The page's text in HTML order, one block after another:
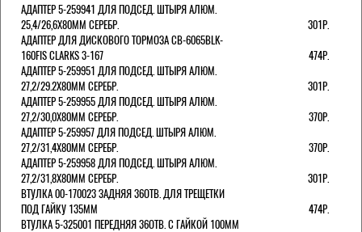
АДАПТЕР 5-259941 ДЛЯ ПОДСЕД. ШТЫРЯ АЛЮМ.
25,4/26,6Х80ММ СЕРЕБР.
301Р.
АДАПТЕР ДЛЯ ДИСКОВОГО ТОРМОЗА CB-6065BLK-
160FIS CLARKS 3-167
474Р.
АДАПТЕР 5-259951 ДЛЯ ПОДСЕД. ШТЫРЯ АЛЮМ.
27,2/29.2Х80ММ СЕРЕБР.
301Р.
АДАПТЕР 5-259955 ДЛЯ ПОДСЕД. ШТЫРЯ АЛЮМ.
27,2/30,0Х80ММ СЕРЕБР.
370Р.
АДАПТЕР 5-259957 ДЛЯ ПОДСЕД. ШТЫРЯ АЛЮМ.
27,2/31,4Х80ММ СЕРЕБР.
370Р.
АДАПТЕР 5-259958 ДЛЯ ПОДСЕД. ШТЫРЯ АЛЮМ.
27,2/31,8Х80ММ СЕРЕБР.
301Р.
ВТУЛКА 00-170023 ЗАДНЯЯ 36ОТВ. ДЛЯ ТРЕЩЕТКИ
ПОД ГАЙКУ 135ММ
474Р.
ВТУЛКА 5-325001 ПЕРЕДНЯЯ 36ОТВ. С ГАЙКОЙ 100ММ